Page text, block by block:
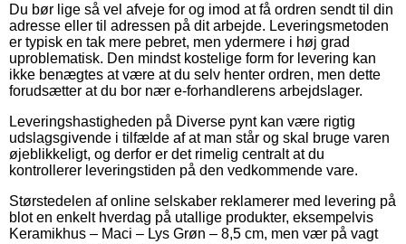
Du bør lige så vel afveje for og imod at få ordren sendt til din
adresse eller til adressen på dit arbejde. Leveringsmetoden
er typisk en tak mere pebret, men ydermere i høj grad
uproblematisk. Den mindst kostelige form for levering kan
ikke benægtes at være at du selv henter ordren, men dette
forudsætter at du bor nær e-forhandlerens arbejdslager.
Leveringshastigheden på Diverse pynt kan være rigtig
udslagsgivende i tilfælde af at man står og skal bruge varen
øjeblikkeligt, og derfor er det rimelig centralt at du
kontrollerer leveringstiden på den vedkommende vare.
Størstedelen af online selskaber reklamerer med levering på
blot en enkelt hverdag på utallige produkter, eksempelvis
Keramikhus – Maci – Lys Grøn – 8,5 cm, men vær på vagt